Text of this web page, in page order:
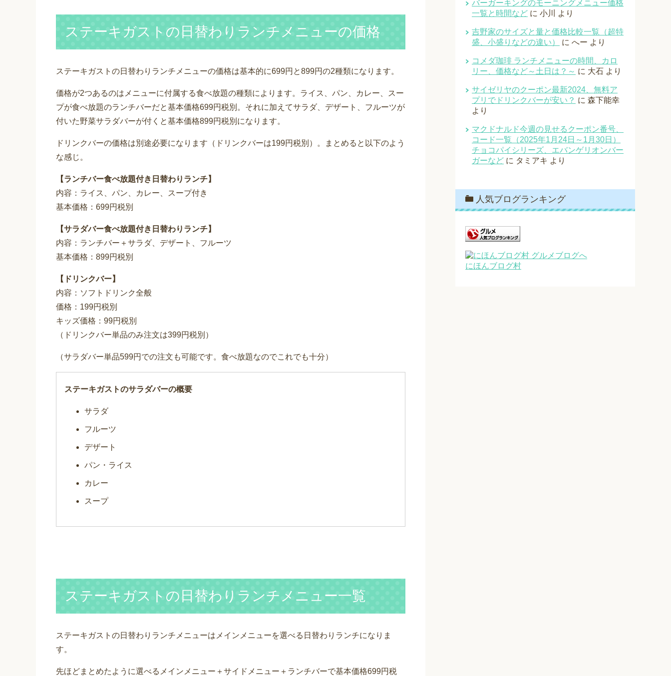
ステーキガストの日替わりランチメニューの価格
ステーキガストの日替わりランチメニューの価格は基本的に699円と899円の2種類になります。
価格が2つあるのはメニューに付属する食べ放題の種類によります。ライス、パン、カレー、スー
プが食べ放題のランチバーだと基本価格699円税別。それに加えてサラダ、デザート、フルーツが
付いた野菜サラダバーが付くと基本価格899円税別になります。
ドリンクバーの価格は別途必要になります（ドリンクバーは199円税別）。まとめると以下のよう
な感じ。
【ランチバー食べ放題付き日替わりランチ】
内容：ライス、パン、カレー、スープ付き
基本価格：699円税別
【サラダバー食べ放題付き日替わりランチ】
内容：ランチバー＋サラダ、デザート、フルーツ
基本価格：899円税別
【ドリンクバー】
内容：ソフトドリンク全般
価格：199円税別
キッズ価格：99円税別
（ドリンクバー単品のみ注文は399円税別）
（サラダバー単品599円での注文も可能です。食べ放題なのでこれでも十分）
ステーキガストのサラダバーの概要
サラダ
フルーツ
デザート
パン・ライス
カレー
スープ
ステーキガストの日替わりランチメニュー一覧
ステーキガストの日替わりランチメニューはメインメニューを選べる日替わりランチになりま
す。
先ほどまとめたように選べるメインメニュー＋サイドメニュー＋ランチバーで基本価格699円税
バーガーキングのモーニングメニュー価格
一覧と時間など に 小川 より
吉野家のサイズと量と価格比較一覧（超特
盛、小盛りなどの違い）
に へー より
コメダ珈琲 ランチメニューの時間、カロ
リー、価格など～土日は？～ に 大石 より
サイゼリヤのクーポン最新2024、無料ア
プリでドリンクバーが安い？ に 森下能幸
より
マクドナルド今週の見せるクーポン番号、
コード一覧（2025年1月24日～1月30日）
チョコパイシリーズ、エバンゲリオンバー
ガーなど に タミアキ より
人気ブログランキング
にほんブログ村